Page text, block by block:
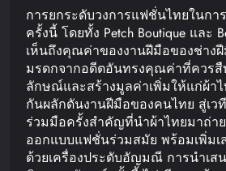
การยกระดับวงการแฟชั่นไทยในก
ครั้งนี้ โดยทั้ง Petch Boutique และ
เห็นถึงคุณค่าของงานฝีมือของช่าง
มรดกจากอดีตอันทรงคุณค่าที่ควรสื
ลักษณ์และสร้างมูลค่าเพิ่มให้แก่ผ้า
กันผลักดันงานฝีมือของคนไทย สู่เว
ร่วมมือครั้งสำคัญที่นำผ้าไทยมาถ่า
ออกแบบแฟชั่นร่วมสมัย พร้อมเพิ่มเ
ด้วยเครื่องประดับอัญมณี การนำเส